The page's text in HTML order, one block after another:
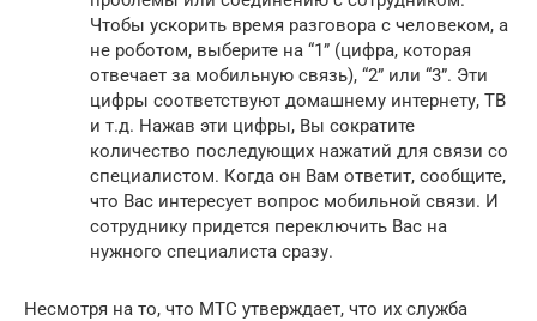
Чтобы ускорить время разговора с человеком, а
не роботом, выберите на “1” (цифра, которая
отвечает за мобильную связь), “2” или “3”. Эти
цифры соответствуют домашнему интернету, ТВ
и т.д. Нажав эти цифры, Вы сократите
количество последующих нажатий для связи со
специалистом. Когда он Вам ответит, сообщите,
что Вас интересует вопрос мобильной связи. И
сотруднику придется переключить Вас на
нужного специалиста сразу.
Несмотря на то, что МТС утверждает, что их служба